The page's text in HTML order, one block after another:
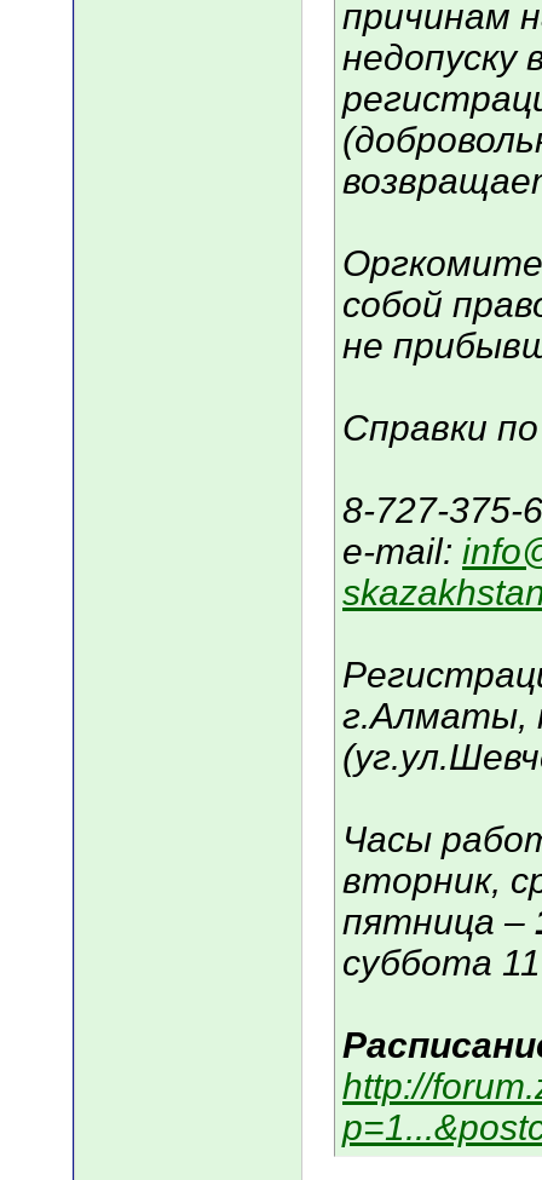
причинам
недопуску
собой
не
Справки
8-727-375-
e-mail:
г.Алматы,
Часы
вторник,
пятница –
суббота
http://